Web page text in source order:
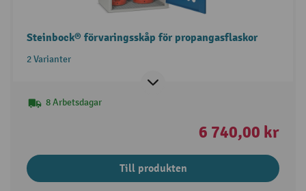
Steinbock® förvaringsskåp för propangasflaskor
2 Varianter
8 Arbetsdagar
6 740,00 kr
Till produkten